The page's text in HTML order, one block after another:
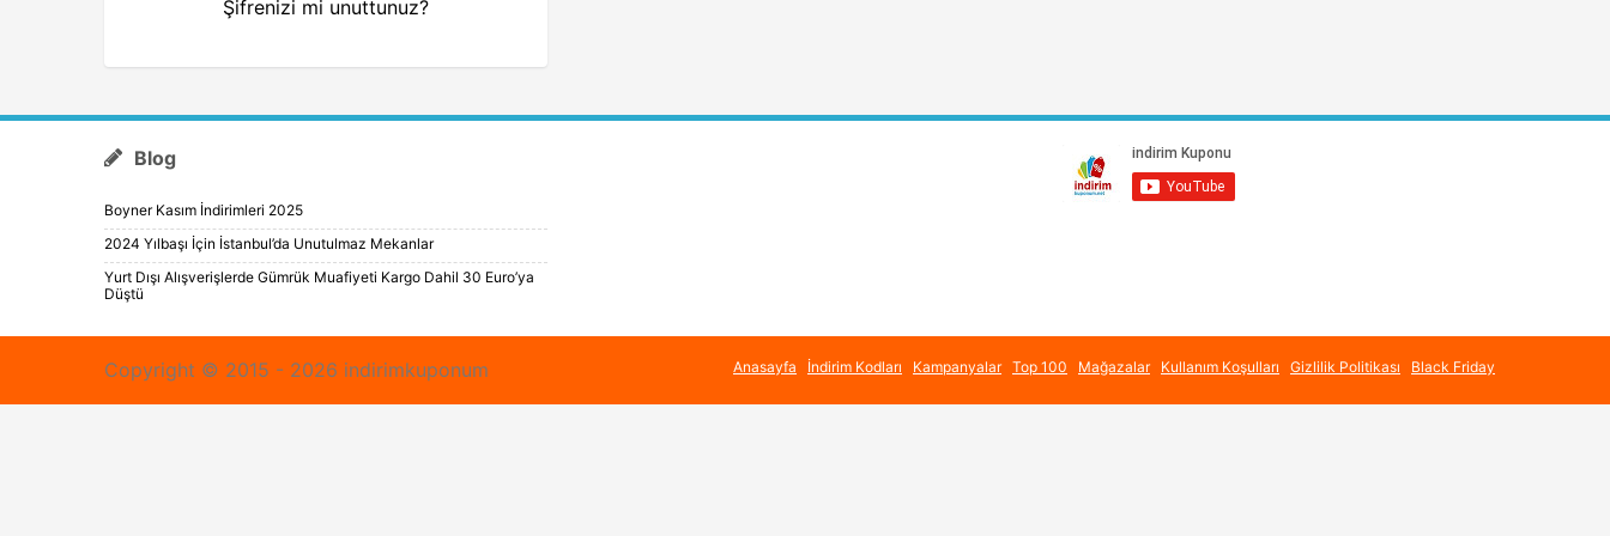
Şifrenizi mi unuttunuz?
Blog
Boyner Kasım İndirimleri 2025
2024 Yılbaşı İçin İstanbul’da Unutulmaz Mekanlar
Yurt Dışı Alışverişlerde Gümrük Muafiyeti Kargo Dahil 30 Euro’ya
Düştü
Copyright © 2015 - 2026 indirimkuponum Anasayfa İndirim Kodları Kampanyalar Top 100 Mağazalar Kullanım Koşulları Gizlilik Politikası Black Friday